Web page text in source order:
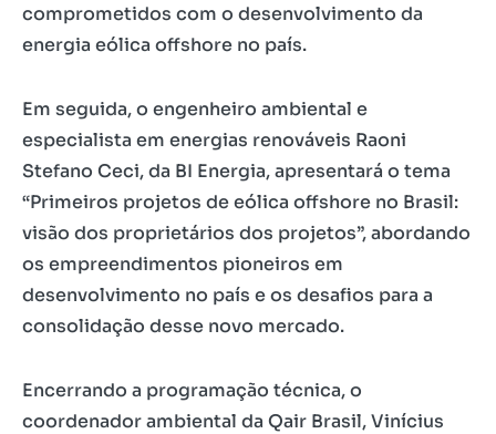
comprometidos com o desenvolvimento da
energia eólica offshore no país.
Em seguida, o engenheiro ambiental e
especialista em energias renováveis Raoni
Stefano Ceci, da BI Energia, apresentará o tema
“Primeiros projetos de eólica offshore no Brasil:
visão dos proprietários dos projetos”, abordando
os empreendimentos pioneiros em
desenvolvimento no país e os desafios para a
consolidação desse novo mercado.
Encerrando a programação técnica, o
coordenador ambiental da Qair Brasil, Vinícius